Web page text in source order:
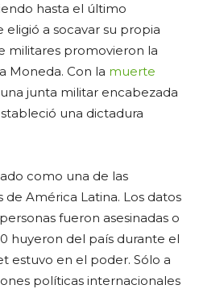
hasta el último
a socavar su propia
militares promovieron la
Moneda. Con la muerte
junta militar encabezada
una dictadura
como una de las
de América Latina. Los datos
fueron asesinadas o
huyeron del país durante el
estuvo en el poder. Sólo a
políticas internacionales